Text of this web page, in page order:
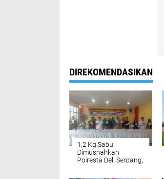
DIREKOMENDASIKAN
1,2 Kg Sabu
Dimusnahkan
Polresta Deli Serdang,